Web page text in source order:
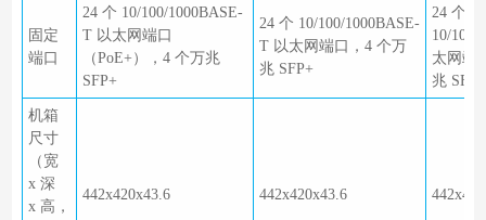
固定
端口
24 个 10/100/1000BASE-
T 以太网端口
（PoE+），4 个万兆
SFP+
24 个 10/100/1000BASE-
T 以太网端口，4 个万
兆 SFP+
24 个千
10/100/
太网端
兆 SFP+
机箱
尺寸
（宽
x 深
x 高，
442x420x43.6 442x420x43.6